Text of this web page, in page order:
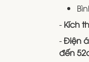
- Kích
-Điện
đến